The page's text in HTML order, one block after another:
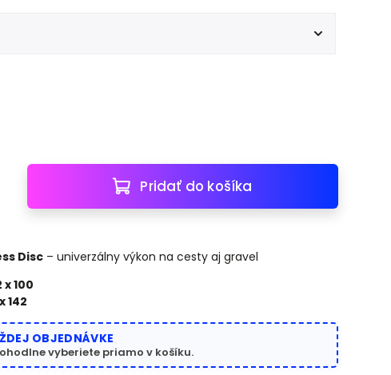
Pridať do košíka
Disc – univerzálny výkon na cesty aj gravel
x 100
142
OBJEDNÁVKE
vyberiete priamo v košíku.